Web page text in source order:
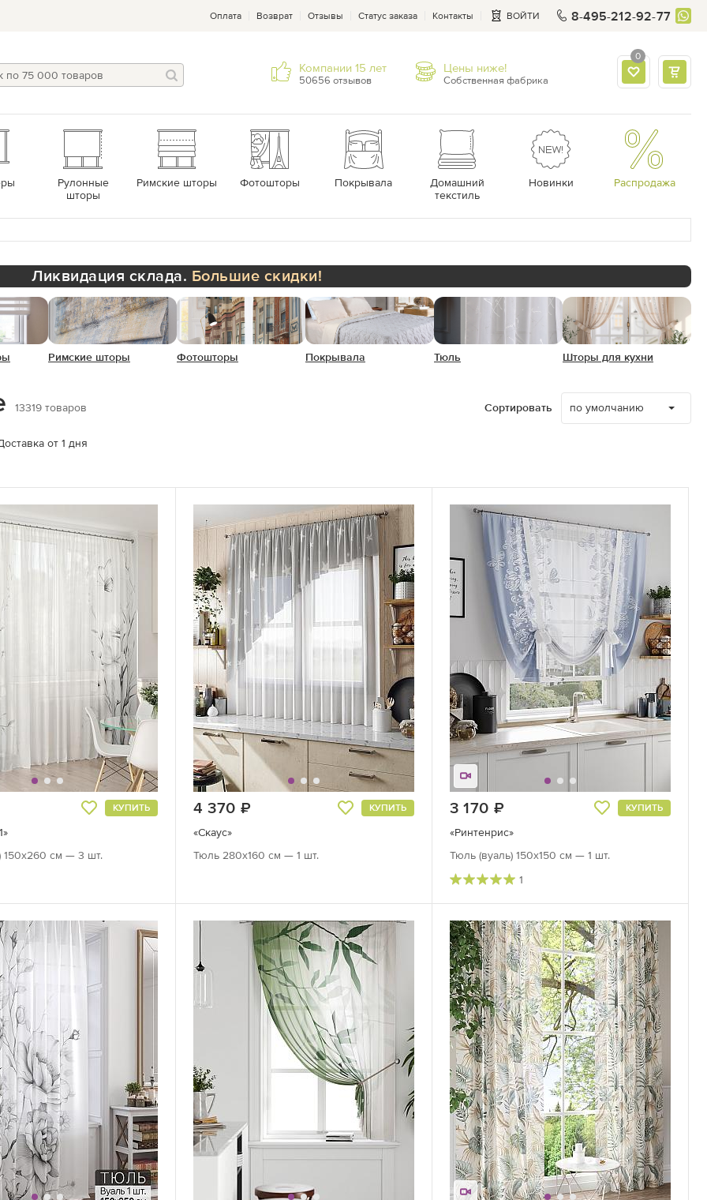
Оплата Возврат Отзывы Статус заказа Контакты ВОЙТИ 8-495-212-92-77
Компании 15 лет
50656 отзывов
Цены ниже!
Собственная фабрика
0
Рулонные
шторы
Римские шторы Фотошторы Покрывала
Домашний
текстиль
Новинки Распродажа
Ликвидация склада. Большие скидки!
Римские шторы Фотошторы Покрывала Тюль Шторы для кухни
13319 товаров Сортировать по умолчанию
от 1 дня
КУПИТЬ
150х260 см — 3 шт.
4 370 КУПИТЬ
«Скаус»
Тюль 280х160 см — 1 шт.
3 170 КУПИТЬ
«Ринтенрис»
Тюль (вуаль) 150х150 см — 1 шт.
1